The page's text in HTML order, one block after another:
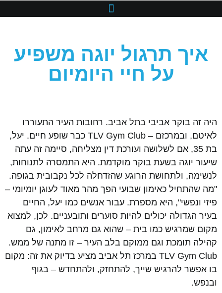
איך תרגול יוגה משפיע
על חיי היומיום
היה זה בוקר אביבי בתל אביב. רחובות העיר התעוררו
לאיטם, ובמרכזם – TLV Gym Club כבר שופע חיים. יעל,
בת 35, אם לשלושה ועורכת דין מצליחה, סיימה זה עתה
שיעור יוגה בשעת בוקר מוקדמת. היא התמסרה לתנוחות,
לנשימה, ולתחושת הרוגע שהזדחלה לכל נקבובית בגופה.
"מה שהתחיל כאימון שבועי הפך מהר מאוד לעוגן יומיומי –
פיזי ונפשי", היא מספרת. עבור אנשים כמו יעל, החיים
בעיר הגדולה יכולים להיות סוערים ותובעניים. לכן, למצוא
מקום שמרגיש כמו בית – שהוא גם מרחב לאימון, גם
קהילה תומכת וגם ממוקם בלב העיר – זו מתנה של ממש.
TLV Gym Club במרכז תל אביב מציע בדיוק את זה: מקום
בו אפשר להרגיש שייך, להתחזק, ולהתחדש – בגוף
ובנפש.